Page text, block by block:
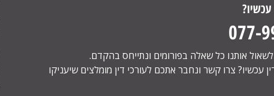
077-
אותנו כל שאלה בפורומים ונתייחס בהקדם.
עכשיו? צרו קשר ונחבר אתכם לעורכי דין מומלצים שיעניקו